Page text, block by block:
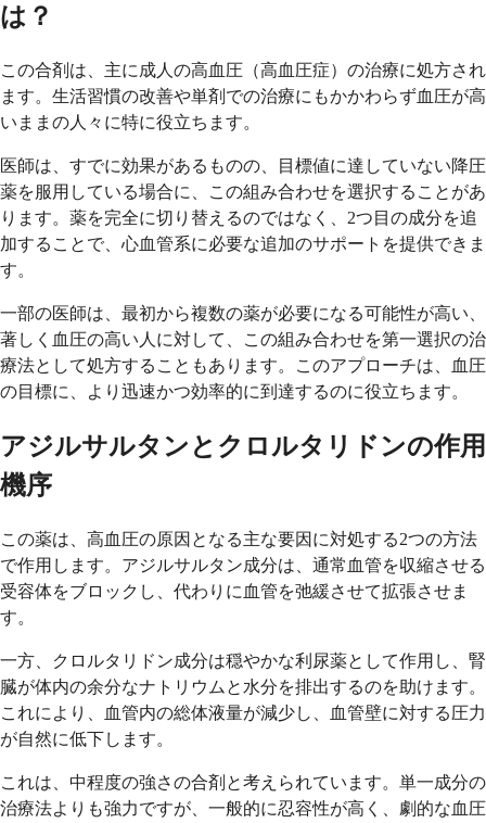
は？
この合剤は、主に成人の高血圧（高血圧症）の治療に処方され
ます。生活習慣の改善や単剤での治療にもかかわらず血圧が高
いままの人々に特に役立ちます。
医師は、すでに効果があるものの、目標値に達していない降圧
薬を服用している場合に、この組み合わせを選択することがあ
ります。薬を完全に切り替えるのではなく、2つ目の成分を追
加することで、心血管系に必要な追加のサポートを提供できま
す。
一部の医師は、最初から複数の薬が必要になる可能性が高い、
著しく血圧の高い人に対して、この組み合わせを第一選択の治
療法として処方することもあります。このアプローチは、血圧
の目標に、より迅速かつ効率的に到達するのに役立ちます。
アジルサルタンとクロルタリドンの作用
機序
この薬は、高血圧の原因となる主な要因に対処する2つの方法
で作用します。アジルサルタン成分は、通常血管を収縮させる
受容体をブロックし、代わりに血管を弛緩させて拡張させま
す。
一方、クロルタリドン成分は穏やかな利尿薬として作用し、腎
臓が体内の余分なナトリウムと水分を排出するのを助けます。
これにより、血管内の総体液量が減少し、血管壁に対する圧力
が自然に低下します。
これは、中程度の強さの合剤と考えられています。単一成分の
治療法よりも強力ですが、一般的に忍容性が高く、劇的な血圧